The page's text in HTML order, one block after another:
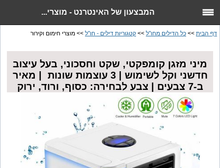
המבצעון של האינטרנט - מוצרי...
דף הבית >> כל הדילים מחו"ל >> קטגוריות דילים - חו"ל >> מוצרי חימום וקירור
מיני מזגן קומפקטי, שקט וחסכוני, בעל עיצוב
חדשני וקל לשימוש | 3 עוצמות שונות | מאיר
ב-7 צבעים | צבע לבחירה: כסוף, ורוד, ירוק